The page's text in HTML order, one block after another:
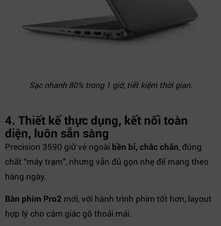
Sạc nhanh 80% trong 1 giờ, tiết kiệm thời gian.
4. Thiết kế thực dụng, kết nối toàn
diện, luôn sẵn sàng
Precision 3590 giữ vẻ ngoài bền bỉ, chắc chắn, đúng
chất “máy trạm”, nhưng vẫn đủ gọn nhẹ để mang theo
hàng ngày.
Bàn phím Pro2 mới, với hành trình phím tốt hơn, layout
hợp lý cho cảm giác gõ thoải mái.